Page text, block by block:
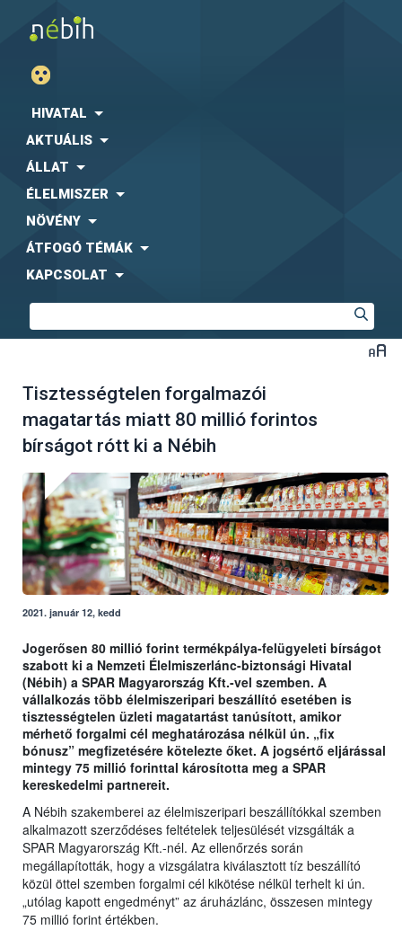
HIVATAL
AKTUÁLIS
ÁLLAT
ÉLELMISZER
NÖVÉNY
ÁTFOGÓ TÉMÁK
KAPCSOLAT
Tisztességtelen forgalmazói
magatartás miatt 80 millió forintos
bírságot rótt ki a Nébih
2021. január 12, kedd
Jogerősen 80 millió forint termékpálya-felügyeleti bírságot
szabott ki a Nemzeti Élelmiszerlánc-biztonsági Hivatal
(Nébih) a SPAR Magyarország Kft.-vel szemben. A
vállalkozás több élelmiszeripari beszállító esetében is
tisztességtelen üzleti magatartást tanúsított, amikor
mérhető forgalmi cél meghatározása nélkül ún. „fix
bónusz” megfizetésére kötelezte őket. A jogsértő eljárással
mintegy 75 millió forinttal károsította meg a SPAR
kereskedelmi partnereit.
A Nébih szakemberei az élelmiszeripari beszállítókkal szemben
alkalmazott szerződéses feltételek teljesülését vizsgálták a
SPAR Magyarország Kft.-nél. Az ellenőrzés során
megállapították, hogy a vizsgálatra kiválasztott tíz beszállító
közül öttel szemben forgalmi cél kikötése nélkül terhelt ki ún.
„utólag kapott engedményt” az áruházlánc, összesen mintegy
75 millió forint értékben.